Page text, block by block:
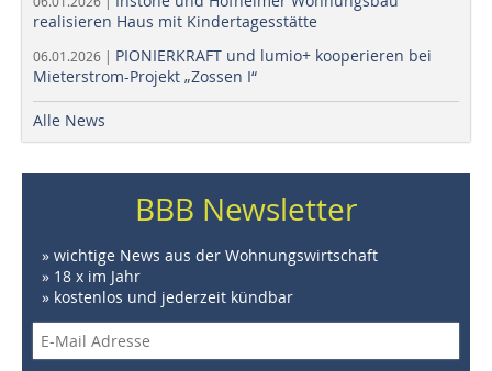
realisieren Haus mit Kindertagesstätte
06.01.2026 | PIONIERKRAFT und lumio+ kooperieren bei
Mieterstrom-Projekt „Zossen I“
Alle News
BBB Newsletter
» wichtige News aus der Wohnungswirtschaft
» 18 x im Jahr
» kostenlos und jederzeit kündbar